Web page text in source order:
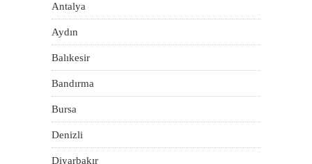
Antalya
Aydın
Balıkesir
Bandırma
Bursa
Denizli
Diyarbakır